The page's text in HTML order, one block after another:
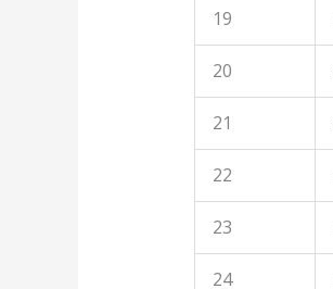
19
20
21
22
23
24